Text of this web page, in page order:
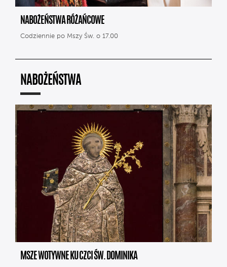
NABOŻEŃSTWA RÓŻAŃCOWE
Codziennie po Mszy Św. o 17.00
NABOŻEŃSTWA
MSZE WOTYWNE KU CZCI ŚW. DOMINIKA